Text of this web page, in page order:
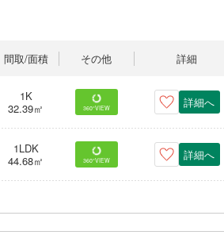
間取/面積 その他 詳細
1K
32.39㎡
360°VIEW 詳細へ
1LDK
44.68㎡
360°VIEW 詳細へ